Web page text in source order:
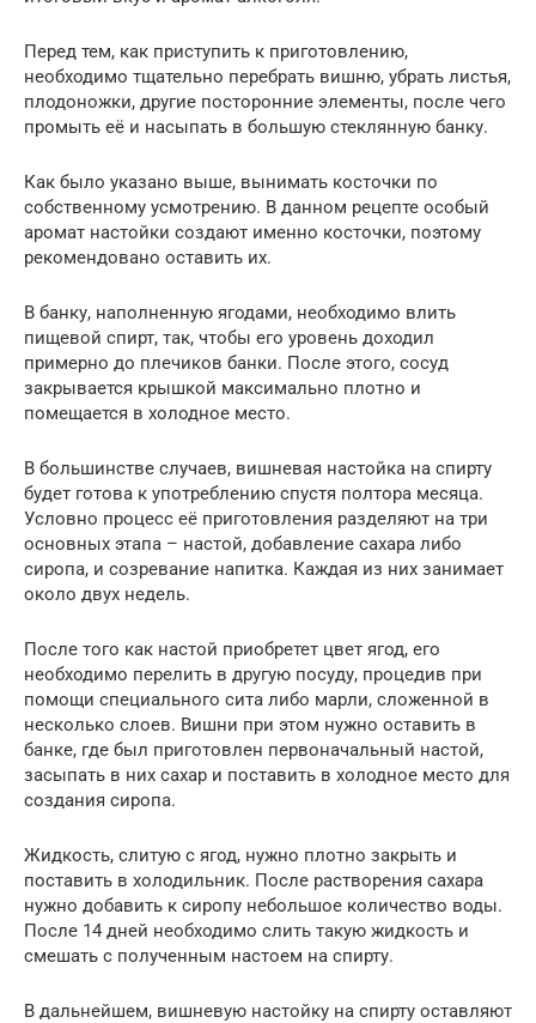
Перед тем, как приступить к приготовлению,
необходимо тщательно перебрать вишню, убрать листья,
плодоножки, другие посторонние элементы, после чего
промыть её и насыпать в большую стеклянную банку.
Как было указано выше, вынимать косточки по
собственному усмотрению. В данном рецепте особый
аромат настойки создают именно косточки, поэтому
рекомендовано оставить их.
В банку, наполненную ягодами, необходимо влить
пищевой спирт, так, чтобы его уровень доходил
примерно до плечиков банки. После этого, сосуд
закрывается крышкой максимально плотно и
помещается в холодное место.
В большинстве случаев, вишневая настойка на спирту
будет готова к употреблению спустя полтора месяца.
Условно процесс её приготовления разделяют на три
основных этапа – настой, добавление сахара либо
сиропа, и созревание напитка. Каждая из них занимает
около двух недель.
После того как настой приобретет цвет ягод, его
необходимо перелить в другую посуду, процедив при
помощи специального сита либо марли, сложенной в
несколько слоев. Вишни при этом нужно оставить в
банке, где был приготовлен первоначальный настой,
засыпать в них сахар и поставить в холодное место для
создания сиропа.
Жидкость, слитую с ягод, нужно плотно закрыть и
поставить в холодильник. После растворения сахара
нужно добавить к сиропу небольшое количество воды.
После 14 дней необходимо слить такую жидкость и
смешать с полученным настоем на спирту.
В дальнейшем, вишневую настойку на спирту оставляют